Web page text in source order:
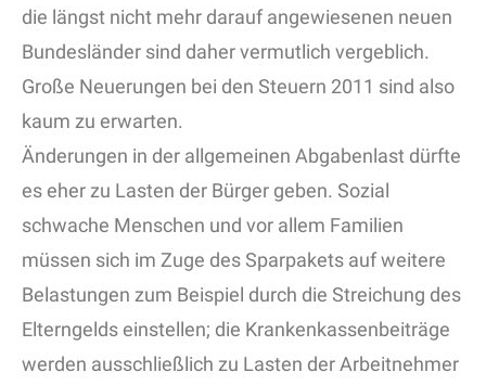
die längst nicht mehr darauf angewiesenen neuen
Bundesländer sind daher vermutlich vergeblich.
Große Neuerungen bei den Steuern 2011 sind also
kaum zu erwarten.
Änderungen in der allgemeinen Abgabenlast dürfte
es eher zu Lasten der Bürger geben. Sozial
schwache Menschen und vor allem Familien
müssen sich im Zuge des Sparpakets auf weitere
Belastungen zum Beispiel durch die Streichung des
Elterngelds einstellen; die Krankenkassenbeiträge
werden ausschließlich zu Lasten der Arbeitnehmer